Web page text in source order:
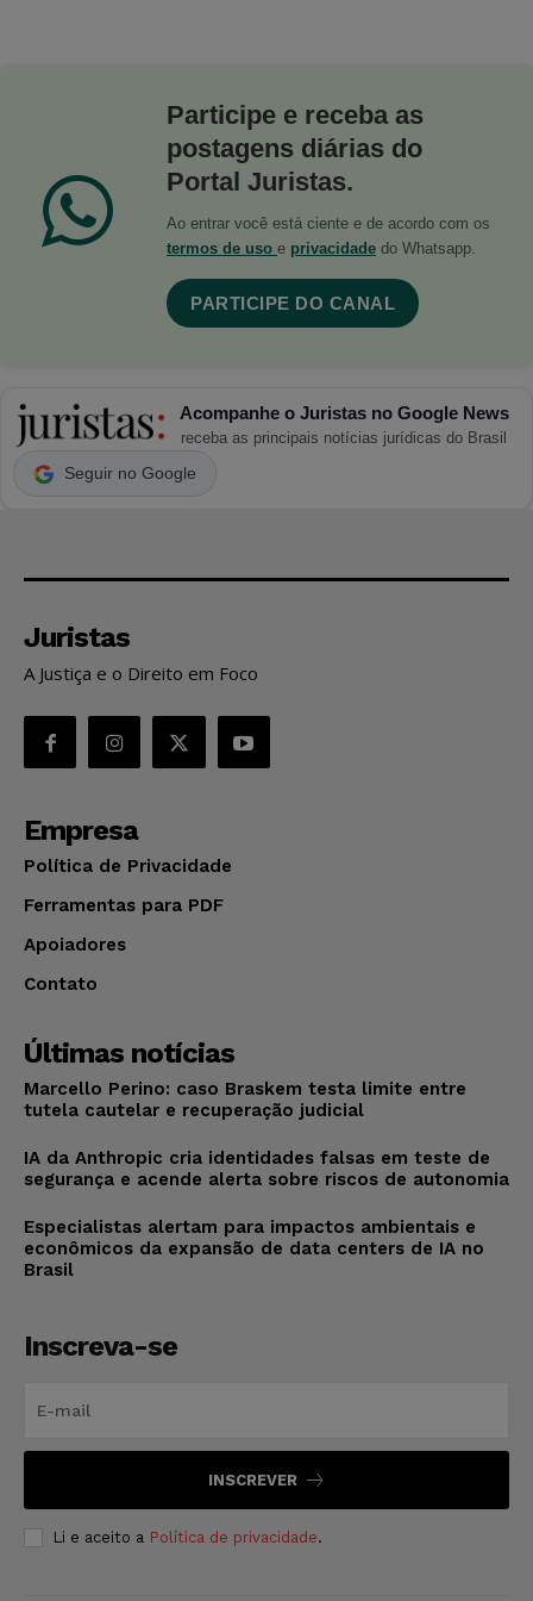
Participe e receba as
postagens diárias do
Portal Juristas.
Ao entrar você está ciente e de acordo com os
termos de uso e privacidade do Whatsapp.
PARTICIPE DO CANAL
Acompanhe o Juristas no Google News
receba as principais notícias jurídicas do Brasil
Seguir no Google
Juristas
A Justiça e o Direito em Foco
Empresa
Política de Privacidade
Ferramentas para PDF
Apoiadores
Contato
Últimas notícias
Marcello Perino: caso Braskem testa limite entre
tutela cautelar e recuperação judicial
IA da Anthropic cria identidades falsas em teste de
segurança e acende alerta sobre riscos de autonomia
Especialistas alertam para impactos ambientais e
econômicos da expansão de data centers de IA no
Brasil
Inscreva-se
INSCREVER
Li e aceito a Política de privacidade.